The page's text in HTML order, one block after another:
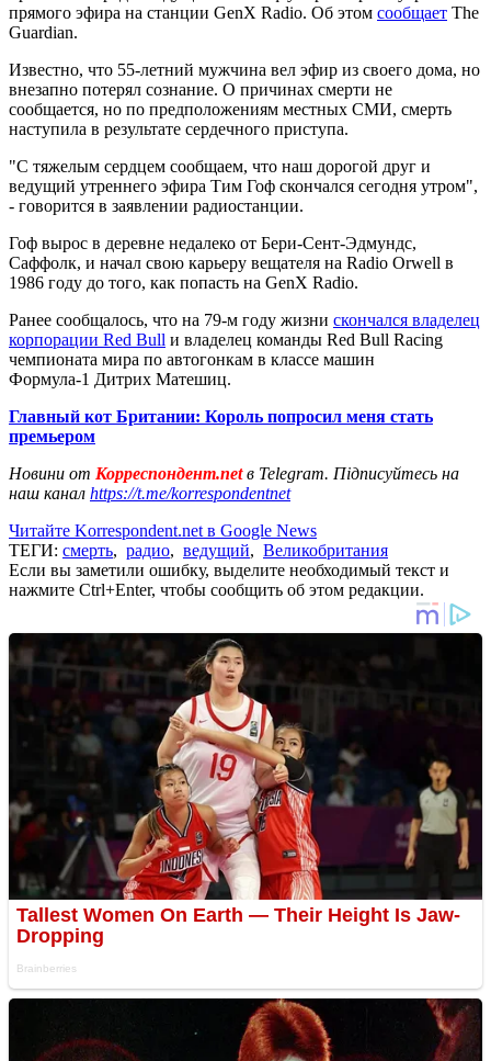
прямого эфира на станции GenX Radio. Об этом сообщает The
Guardian.
Известно, что 55-летний мужчина вел эфир из своего дома, но
внезапно потерял сознание. О причинах смерти не
сообщается, но по предположениям местных СМИ, смерть
наступила в результате сердечного приступа.
"С тяжелым сердцем сообщаем, что наш дорогой друг и
ведущий утреннего эфира Тим Гоф скончался сегодня утром",
- говорится в заявлении радиостанции.
Гоф вырос в деревне недалеко от Бери-Сент-Эдмундс,
Саффолк, и начал свою карьеру вещателя на Radio Orwell в
1986 году до того, как попасть на GenX Radio.
Ранее сообщалось, что на 79-м году жизни скончался владелец
корпорации Red Bull и владелец команды Red Bull Racing
чемпионата мира по автогонкам в классе машин
Формула-1 Дитрих Матешиц.
Главный кот Британии: Король попросил меня стать
премьером
Новини от Корреспондент.netв Telegram. Підписуйтесь на
наш канал https://t.me/korrespondentnet
Читайте Korrespondent.net в Google News
ТЕГИ: смерть, радио, ведущий, Великобритания
Если вы заметили ошибку, выделите необходимый текст и
нажмите Ctrl+Enter, чтобы сообщить об этом редакции.